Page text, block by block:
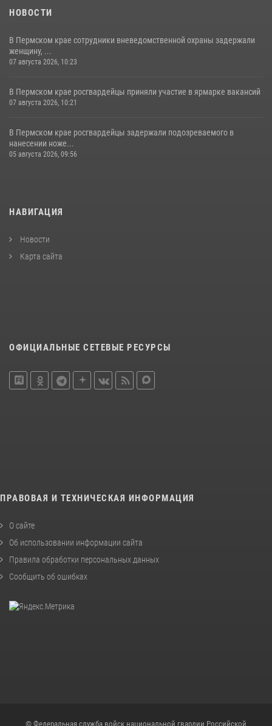
НОВОСТИ
В Пермском крае сотрудники вневедомственной охраны задержали
женщину, ...
07 августа 2026, 10:23
В Пермском крае росгвардейцы приняли участие в ярмарке вакансий
07 августа 2026, 10:21
В Пермском крае росгвардейцы задержали подозреваемого в
нанесении ноже...
05 августа 2026, 09:56
НАВИГАЦИЯ
Новости
Карта сайта
ОФИЦИАЛЬНЫЕ СЕТЕВЫЕ РЕСУРСЫ
ПРАВОВАЯ И ТЕХНИЧЕСКАЯ ИНФОРМАЦИЯ
О сайте
Об использовании информации сайта
Правила обработки персональных данных
Сообщить об ошибках
© Федеральная служба войск национальной гвардии Российской